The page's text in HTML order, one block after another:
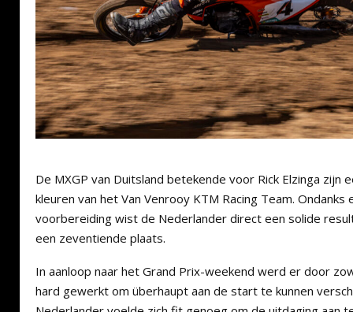
De MXGP van Duitsland betekende voor Rick Elzinga zijn
kleuren van het Van Venrooy KTM Racing Team.
voorbereiding wist de Nederlander direct een solide
een zeventiende plaats.
In aanloop naar het Grand Prix-weekend werd er door
hard gewerkt om überhaupt aan de start te kunnen